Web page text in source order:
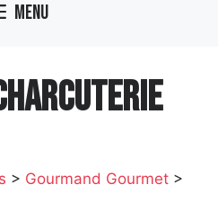
Menu
> Gourmand Gourmet >